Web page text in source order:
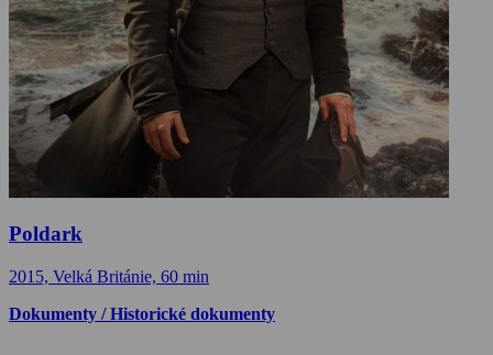
Poldark
2015, Velká Británie, 60 min
Dokumenty / Historické dokumenty